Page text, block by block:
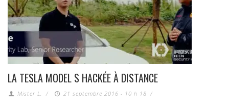
LA TESLA MODEL S HACKÉE À DISTANCE
Mister L. / 21 septembre 2016 - 10 h 18 /